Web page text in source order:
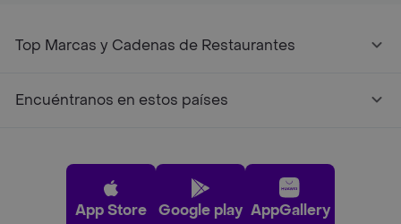
Top Marcas y Cadenas de Restaurantes
Encuéntranos en estos países
App Store Google play AppGallery